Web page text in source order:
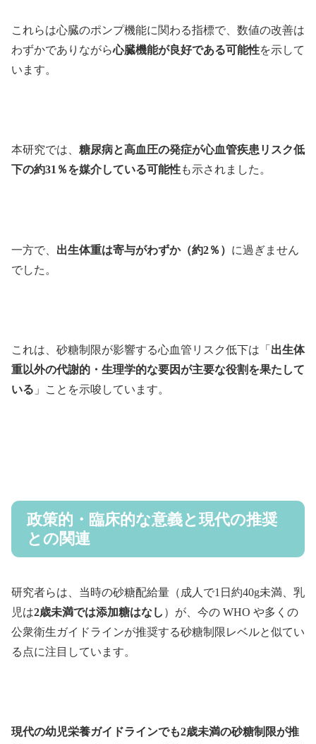
これらは心臓のポンプ機能に関わる指標で、数値の改善は
わずかでありながら心臓機能が良好である可能性を示して
います。
本研究では、 糖尿病と高血圧の発症が心血管疾患リスク低
下の約31％を媒介している可能性も示されました。
一方で、 出生体重は寄与がわずか（約2％） に過ぎません
でした。
これは、砂糖制限が影響する心血管リスク低下は「 出生体
重以外の代謝的・生理学的な要因が主要な役割を果たして
いる 」ことを示唆しています。
政策的・臨床的な意義と現代の推奨
との関連
研究者らは、当時の砂糖配給量（成人で1日約40g未満、乳
児は2歳未満では添加糖はなし ）が、今の WHO や多くの
公衆衛生ガイドラインが推奨する砂糖制限レベルと似てい
る点に注目しています。
現代の幼児栄養ガイドラインでも2歳未満の砂糖制限が推